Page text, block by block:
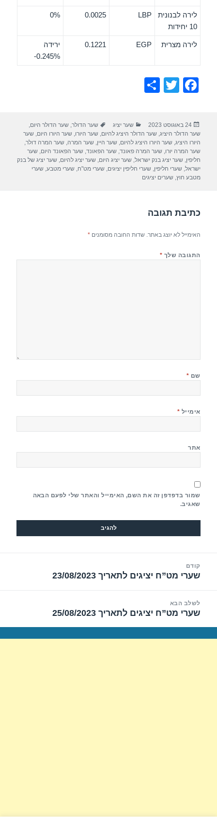
לירה לבנונית
10 יחידות
LBP
0.0025
0%
לירה מצרית EGP
0.1221
ירידה
‎-0.245%
F
e
b
o
o
T
er
e
פורסם
בתאריך
24 באוגוסט 2023 קטגוריות
שער יציג תגיות
שער הדולר,שער הדולר היום,
שער הדולר היציג,שער הדולר היציג להיום,שער היורו,שער היורו היום,שער
היורו היציג,שער היורו היציג להיום,שער היין,שער המרה,שער המרה דולר,
שער המרה יורו,שער המרה פאונד,שער הפאונד,שער הפאונד היום,שער
חליפין,שער יציג בנק ישראל,שער יציג היום,שער יציג להיום,שער יציג של בנק
ישראל,שערי חליפין,שערי חליפין יציגים,שערי מט"ח,שערי מטבע,שערי
מטבע חוץ,שערים יציגים
כתיבת תגובה
האימייל לא יוצג באתר. שדות החובה מסומנים*
התגובה שלך *
שם *
אימייל *
אתר
שמור בדפדפן זה את השם, האימייל והאתר שלי לפעם הבאה
שאגיב.
קודם
הפוסט
שערי מט”ח יציגים לתאריך 23/08/2023
לשלב הבא
הפוסט
שערי מט”ח יציגים לתאריך 25/08/2023